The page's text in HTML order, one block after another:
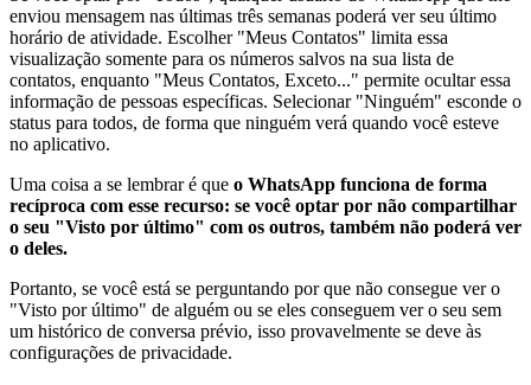
enviou mensagem nas últimas três semanas poderá ver seu último
horário de atividade. Escolher "Meus Contatos" limita essa
visualização somente para os números salvos na sua lista de
contatos, enquanto "Meus Contatos, Exceto..." permite ocultar essa
informação de pessoas específicas. Selecionar "Ninguém" esconde o
status para todos, de forma que ninguém verá quando você esteve
no aplicativo.
Uma coisa a se lembrar é que o WhatsApp funciona de forma
recíproca com esse recurso: se você optar por não compartilhar
o seu "Visto por último" com os outros, também não poderá ver
o deles.
Portanto, se você está se perguntando por que não consegue ver o
"Visto por último" de alguém ou se eles conseguem ver o seu sem
um histórico de conversa prévio, isso provavelmente se deve às
configurações de privacidade.